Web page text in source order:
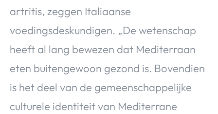
artritis, zeggen Italiaanse
voedingsdeskundigen. „De wetenschap
heeft al lang bewezen dat Mediterraan
eten buitengewoon gezond is. Bovendien
is het deel van de gemeenschappelijke
culturele identiteit van Mediterrane